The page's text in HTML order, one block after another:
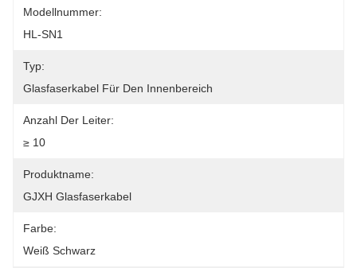
Modellnummer:
HL-SN1
Typ:
Glasfaserkabel Für Den Innenbereich
Anzahl Der Leiter:
≥ 10
Produktname:
GJXH Glasfaserkabel
Farbe:
Weiß Schwarz